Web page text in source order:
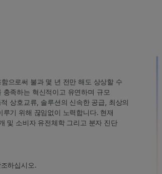
으로써 불과 몇 년 전만 해도 상상할 수
족하는 혁신적이고 유연하며 규모
상호교류, 솔루션의 신속한 공급, 최상의
기 위해 끊임없이 노력합니다. 현재
및 소비자 유전체학 그리고 분자 진단
하십시오.